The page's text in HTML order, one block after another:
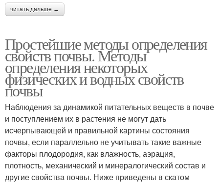
читать дальше →
Простейшие методы определения
свойств почвы. Методы
определения некоторых
физических и водных свойств
почвы
Наблюдения за динамикой питательных веществ в почве
и поступлением их в растения не могут дать
исчерпывающей и правильной картины состояния
почвы, если параллельно не учитывать такие важные
факторы плодородия, как влажность, аэрация,
плотность, механический и минералогический состав и
другие свойства почвы. Ниже приведены в скатом